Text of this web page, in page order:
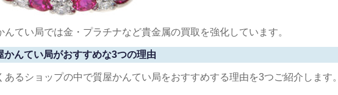
んてい局では金・プラチナなど貴金属の買取を強化しています。
かんてい局がおすすめな3つの理由
あるショップの中で質屋かんてい局をおすすめする理由を3つご紹介します。